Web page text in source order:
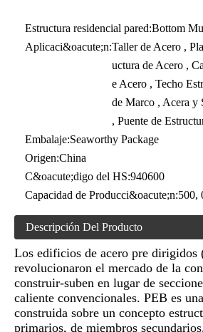
Estructura residencial pared:Bottom
Aplicaci&oacute;n:Taller de Acero ,
uctura de Acero ,
e Acero , Techo
de Marco , Acera y
, Puente de
Embalaje:Seaworthy Package
Origen:China
C&oacute;digo del HS:940600
Capacidad de Producci&oacute;n:500,
Descripción Del Producto
Los edificios de acero pre dirigidos
revolucionaron el mercado de la
construir-suben en lugar de
caliente convencionales. PEB es
construida sobre un concepto
primarios, de miembros